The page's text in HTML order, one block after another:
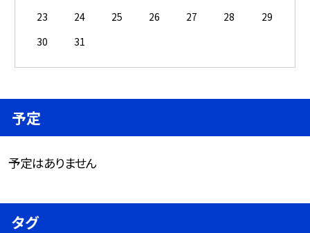
23
24 25 26 27 28
29
30
31
予定
予定はありません
タグ